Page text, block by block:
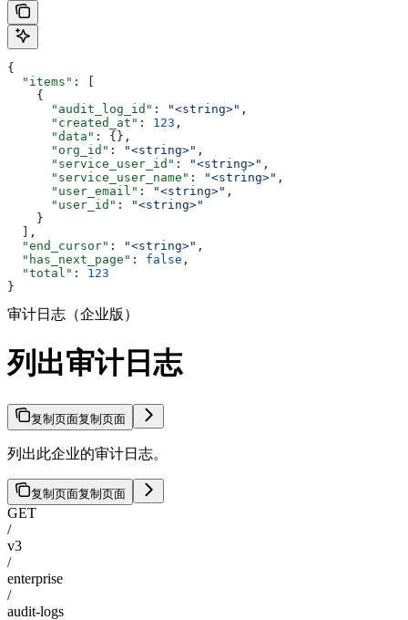
{
  "items"
: [
    {
      "audit_log_id"
: "<string>" ,
      "created_at"
: 123 ,
      "data"
: {},
      "org_id"
: "<string>" ,
      "service_user_id"
: "<string>" ,
      "service_user_name"
: "<string>" ,
      "user_email"
: "<string>" ,
      "user_id"
:
"<string>"
    }
  ],
  "end_cursor"
: "<string>" ,
  "has_next_page"
: false ,
  "total"
: 123
}
审计日志（企业版）
列出审计日志
复制页面复制页面
列出此企业的审计日志。
复制页面复制页面
GET
/
v3
/
enterprise
/
audit-logs